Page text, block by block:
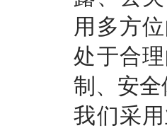
用多方
处于合
制、安
我们采